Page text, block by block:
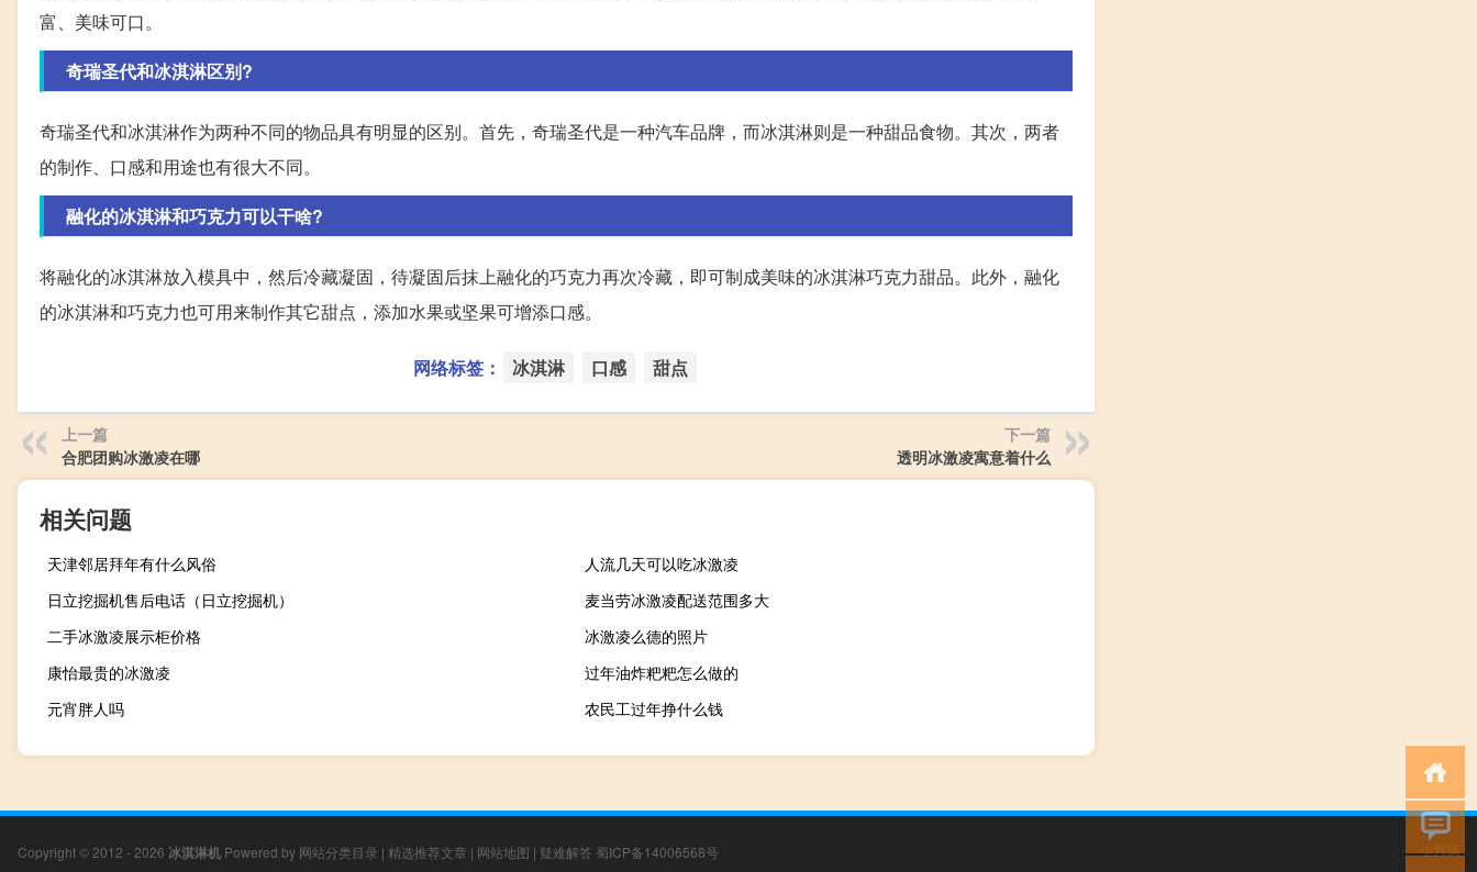
富、美味可口。
奇瑞圣代和冰淇淋区别?
奇瑞圣代和冰淇淋作为两种不同的物品具有明显的区别。首先，奇瑞圣代是一种汽车品牌，而冰淇淋则是一种甜品食物。其次，两者
的制作、口感和用途也有很大不同。
融化的冰淇淋和巧克力可以干啥?
将融化的冰淇淋放入模具中，然后冷藏凝固，待凝固后抹上融化的巧克力再次冷藏，即可制成美味的冰淇淋巧克力甜品。此外，融化
的冰淇淋和巧克力也可用来制作其它甜点，添加水果或坚果可增添口感。
网络标签： 冰淇淋 口感 甜点
上一篇
合肥团购冰激凌在哪
下一篇
透明冰激凌寓意着什么
相关问题
天津邻居拜年有什么风俗
人流几天可以吃冰激凌
日立挖掘机售后电话（日立挖掘机）
麦当劳冰激凌配送范围多大
二手冰激凌展示柜价格
冰激凌么德的照片
康怡最贵的冰激凌
过年油炸粑粑怎么做的
元宵胖人吗
农民工过年挣什么钱
Copyright © 2012 - 2026 冰淇淋机 Powered by 网站分类目录 | 精选推荐文章 | 网站地图 | 疑难解答 蜀ICP备14006568号